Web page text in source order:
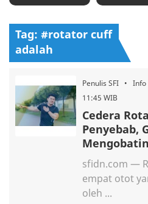
Tag: #rotator cuff
adalah
Penulis SFI •
11:45 WIB
Cedera
Penyebab,
sfidn.com —
empat otot
oleh ...